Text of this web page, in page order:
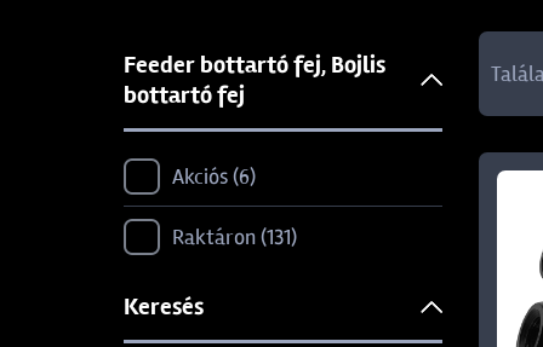
Feeder bottartó fej, Bojlis
bottartó fej
Akciós 6
Raktáron 131
Keresés